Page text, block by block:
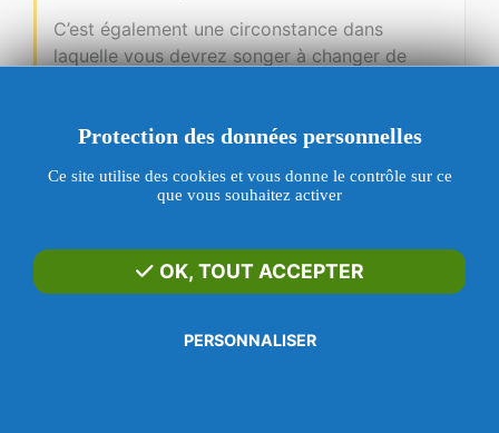
Protection des données personnelles
Ce site utilise des cookies et vous donne le contrôle sur ce
que vous souhaitez activer
OK, TOUT ACCEPTER
PERSONNALISER
C’est également une circonstance dans
laquelle vous devrez songer à changer de
réflexeà adopter.
En effet, des intrus peuvent facilement
s’infiltrer chez vous suite à la perte ou au vol
quelle clé vous avez perdue et effectuez en
toute urgence le remplacement de serrure. Et
conseillé d’opter pour une serrure avec